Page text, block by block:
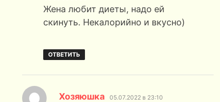
Жена любит диеты, надо ей
скинуть. Некалорийно и вкусно)
ОТВЕТИТЬ
Хозяюшка: 05.07.2022 в 23:10